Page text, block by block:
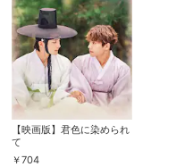
【映画版】君色に染められ
て
￥704